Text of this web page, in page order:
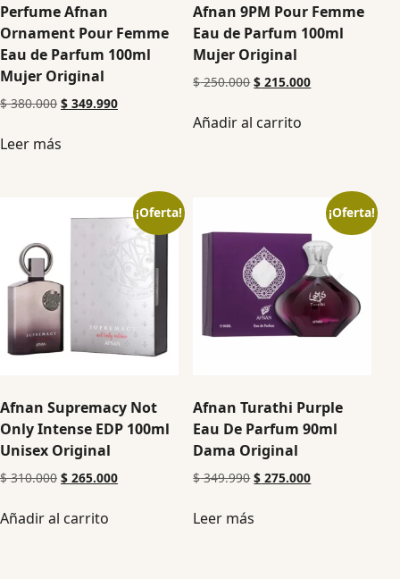
Perfume Afnan
Ornament Pour Femme
Eau de Parfum 100ml
Mujer Original
$380.000 $ 349.990
Leer más
Afnan 9PM Pour Femme
Eau de Parfum 100ml
Mujer Original
$250.000 $ 215.000
Añadir al carrito
¡Oferta!
Afnan Supremacy Not
Only Intense EDP 100ml
Unisex Original
$310.000 $ 265.000
Añadir al carrito
¡Oferta!
Afnan Turathi Purple
Eau De Parfum 90ml
Dama Original
$349.990 $ 275.000
Leer más